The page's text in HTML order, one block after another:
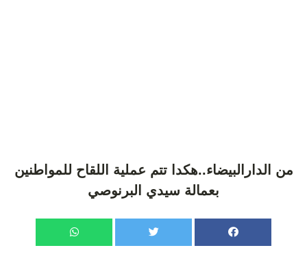
من الدارالبيضاء..هكدا تتم عملية اللقاح للمواطنين
بعمالة سيدي البرنوصي